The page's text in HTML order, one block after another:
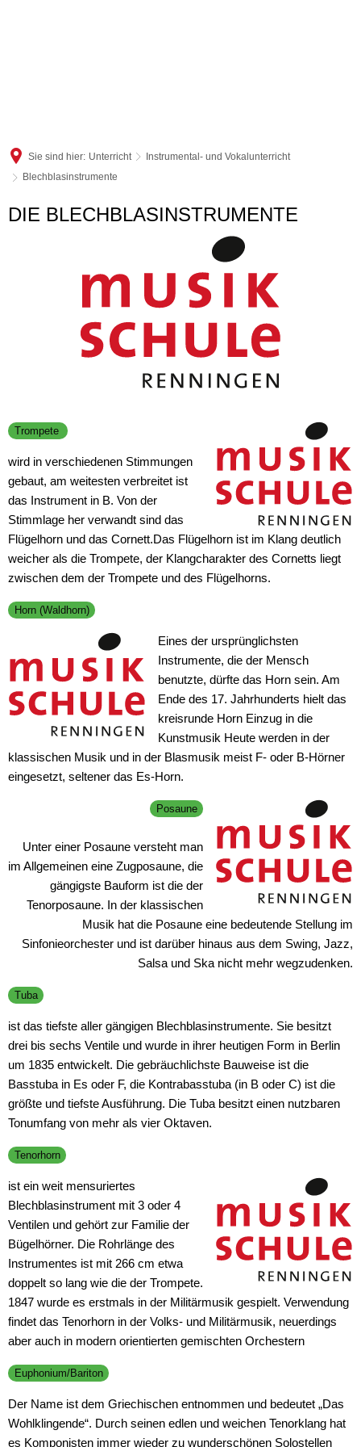
Sie sind hier: Unterricht
Instrumental- und Vokalunterricht
Blechblasinstrumente
Blechblasinstrumente
DIE BLECHBLASINSTRUMENTE
Trompete
wird in verschiedenen Stimmungen
gebaut, am weitesten verbreitet ist
das Instrument in B. Von der
Stimmlage her verwandt sind das
Flügelhorn und das Cornett.Das Flügelhorn ist im Klang deutlich
weicher als die Trompete, der Klangcharakter des Cornetts liegt
zwischen dem der Trompete und des Flügelhorns.
Horn (Waldhorn)
Eines der ursprünglichsten
Instrumente, die der Mensch
benutzte, dürfte das Horn sein. Am
Ende des 17. Jahrhunderts hielt das
kreisrunde Horn Einzug in die
Kunstmusik Heute werden in der
klassischen Musik und in der Blasmusik meist F- oder B-Hörner
eingesetzt, seltener das Es-Horn.
Posaune
Unter einer Posaune versteht man
im Allgemeinen eine Zugposaune, die
gängigste Bauform ist die der
Tenorposaune. In der klassischen
Musik hat die Posaune eine bedeutende Stellung im
Sinfonieorchester und ist darüber hinaus aus dem Swing, Jazz,
Salsa und Ska nicht mehr wegzudenken.
Tuba
ist das tiefste aller gängigen Blechblasinstrumente. Sie besitzt
drei bis sechs Ventile und wurde in ihrer heutigen Form in Berlin
um 1835 entwickelt. Die gebräuchlichste Bauweise ist die
Basstuba in Es oder F, die Kontrabasstuba (in B oder C) ist die
größte und tiefste Ausführung. Die Tuba besitzt einen nutzbaren
Tonumfang von mehr als vier Oktaven.
Tenorhorn
ist ein weit mensuriertes
Blechblasinstrument mit 3 oder 4
Ventilen und gehört zur Familie der
Bügelhörner. Die Rohrlänge des
Instrumentes ist mit 266 cm etwa
doppelt so lang wie die der Trompete.
1847 wurde es erstmals in der Militärmusik gespielt. Verwendung
findet das Tenorhorn in der Volks- und Militärmusik, neuerdings
aber auch in modern orientierten gemischten Orchestern
Euphonium/Bariton
Der Name ist dem Griechischen entnommen und bedeutet „Das
Wohlklingende“. Durch seinen edlen und weichen Tenorklang hat
es Komponisten immer wieder zu wunderschönen Solostellen